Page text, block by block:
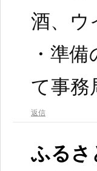
酒、ウ
・準
て事務
返信
ふる